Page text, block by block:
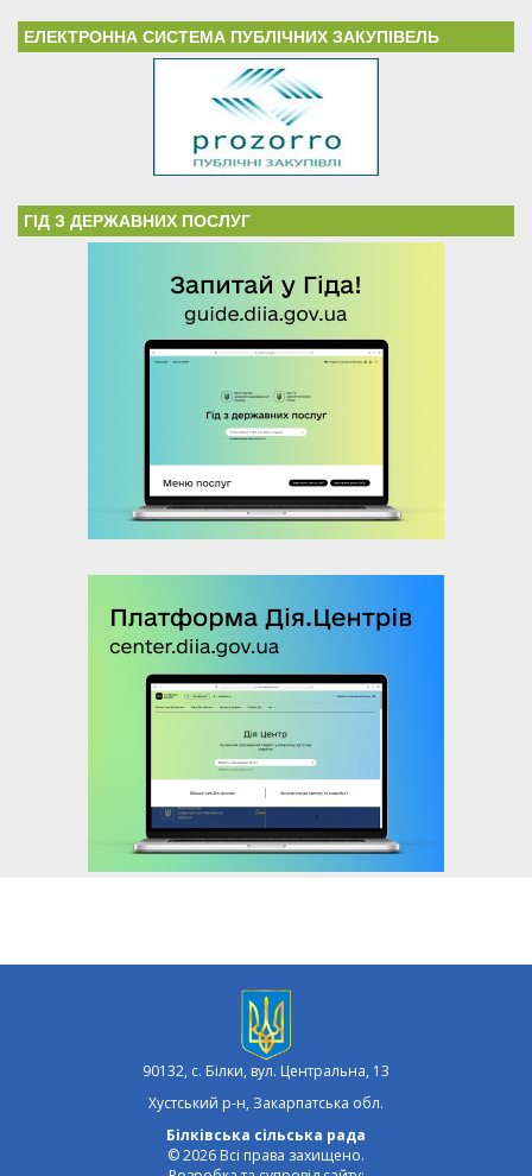
ЕЛЕКТРОННА СИСТЕМА ПУБЛІЧНИХ ЗАКУПІВЕЛЬ
ГІД З ДЕРЖАВНИХ ПОСЛУГ
90132, с. Білки, вул. Центральна, 13
Хустський р-н, Закарпатська обл.
Білківська сільська рада
© 2026 Всі права захищено.